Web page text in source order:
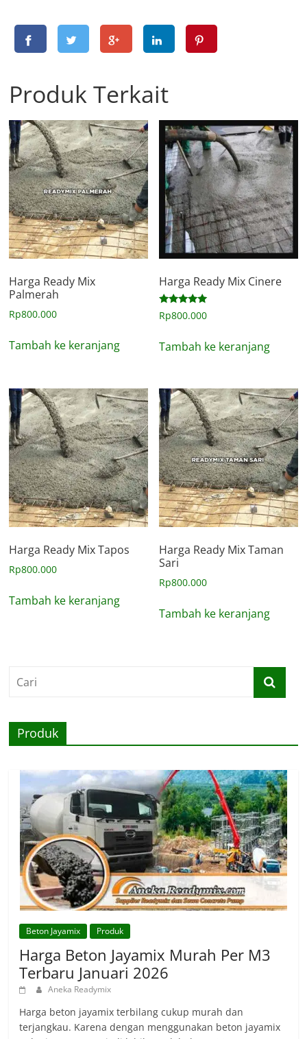
Produk Terkait
Harga Ready Mix
Palmerah
Rp800.000
Tambah ke keranjang
Harga Ready Mix Cinere
Dinilai
5.00
Rp800.000
Tambah ke keranjang
Harga Ready Mix Tapos
Rp800.000
Tambah ke keranjang
Harga Ready Mix Taman
Sari
Rp800.000
Tambah ke keranjang
Produk
Beton Jayamix Produk
Harga Beton Jayamix Murah Per M3
Terbaru Januari 2026
Aneka Readymix
Harga beton jayamix terbilang cukup murah dan
terjangkau. Karena dengan menggunakan beton jayamix